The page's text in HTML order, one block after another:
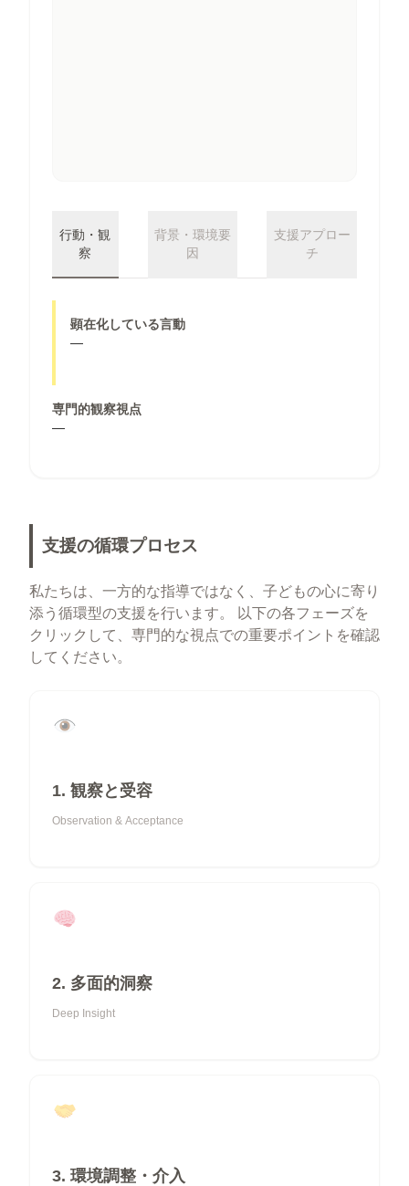
行動・観
察
背景・環境要
因
支援アプロー
チ
顕在化している言動
—
専門的観察視点
—
支援の循環プロセス
私たちは、一方的な指導ではなく、子どもの心に寄り
添う循環型の支援を行います。 以下の各フェーズを
クリックして、専門的な視点での重要ポイントを確認
してください。
1. 観察と受容
Observation & Acceptance
2. 多面的洞察
Deep Insight
3. 環境調整・介入